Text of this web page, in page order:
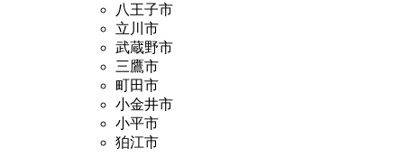
八王子市
立川市
武蔵野市
三鷹市
町田市
小金井市
小平市
狛江市